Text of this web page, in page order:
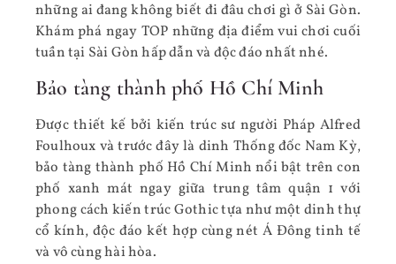
những ai đang không biết đi đâu chơi gì ở Sài Gòn.
Khám phá ngay TOP những địa điểm vui chơi cuối
tuần tại Sài Gòn hấp dẫn và độc đáo nhất nhé.
Bảo tàng thành phố Hồ Chí Minh
Được thiết kế bởi kiến trúc sư người Pháp Alfred
Foulhoux và trước đây là dinh Thống đốc Nam Kỳ,
bảo tàng thành phố Hồ Chí Minh nổi bật trên con
phố xanh mát ngay giữa trung tâm quận 1 với
phong cách kiến trúc Gothic tựa như một dinh thự
cổ kính, độc đáo kết hợp cùng nét Á Đông tinh tế
và vô cùng hài hòa.